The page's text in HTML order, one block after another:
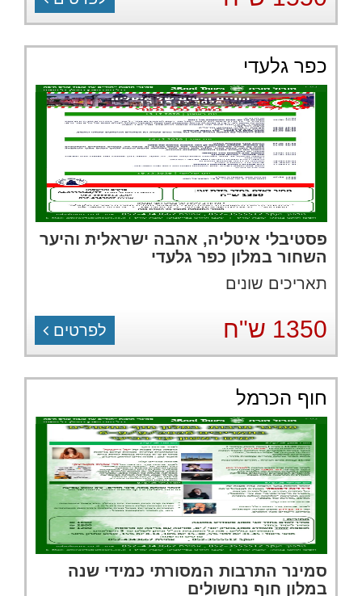
כפר גלעדי
פסטיבלי איטליה, אהבה ישראלית והיער
השחור במלון כפר גלעדי
תאריכים שונים
1350 ש"ח לפרטים
חוף הכרמל
סמינר התרבות המסורתי כמידי שנה
במלון חוף נחשולים